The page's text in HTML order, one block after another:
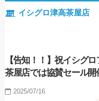
イシグロ津高茶屋店
【告知！！】祝イシグ
茶屋店では協賛セール開
2025/07/16